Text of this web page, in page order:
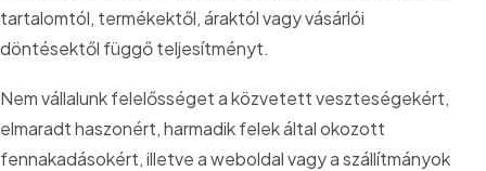
tartalomtól, termékektől, áraktól vagy vásárlói
döntésektől függő teljesítményt.
Nem vállalunk felelősséget a közvetett veszteségekért,
elmaradt haszonért, harmadik felek által okozott
fennakadásokért, illetve a weboldal vagy a szállítmányok